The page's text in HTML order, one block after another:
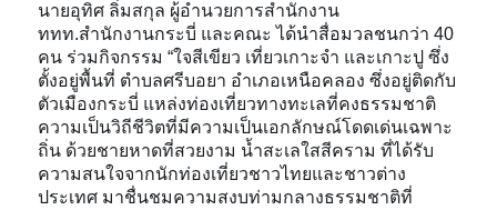
นายอุทิศ ลิ่มสกุล ผู้อำนวยการสำนักงาน
ททท.สำนักงานกระบี่ และคณะ ได้นำสื่อมวลชนกว่า 40
คน ร่วมกิจกรรม “ใจสีเขียว เที่ยวเกาะจำ และเกาะปู ซึ่ง
ตั้งอยู่พื้นที่ ตำบลศรีบอยา อำเภอเหนือคลอง ซึ่งอยู่ติดกับ
ตัวเมืองกระบี่ แหล่งท่องเที่ยวทางทะเลที่คงธรรมชาติ
ความเป็นวิถีชีวิตที่มีความเป็นเอกลักษณ์โดดเด่นเฉพาะ
ถิ่น ด้วยชายหาดที่สวยงาม น้ำสะเลใสสีคราม ที่ได้รับ
ความสนใจจากนักท่องเที่ยวชาวไทยและชาวต่าง
ประเทศ มาชื่นชมความสงบท่ามกลางธรรมชาติที่